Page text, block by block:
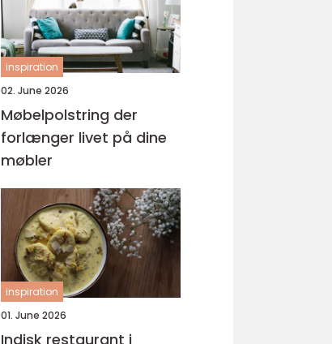
inspiration
02. June 2026
Møbelpolstring der
forlænger livet på dine
møbler
inspiration
01. June 2026
Indisk restaurant i